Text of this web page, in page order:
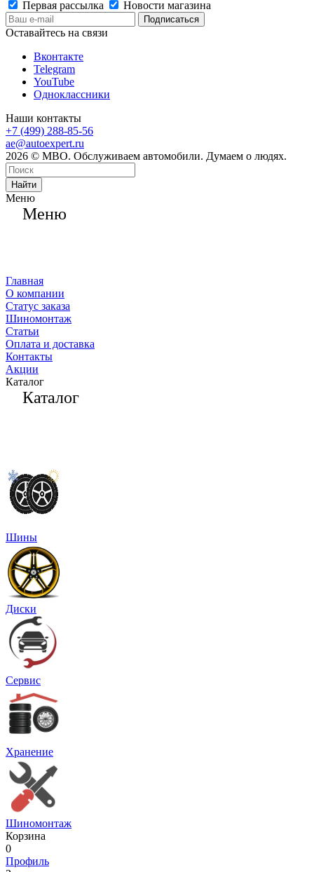
Первая рассылка
Новости магазина
Оставайтесь на связи
Вконтакте
Telegram
YouTube
Одноклассники
Наши контакты
+7 (499) 288-85-56
ae@autoexpert.ru
2026 © МВО. Обслуживаем автомобили. Думаем о людях.
Найти
Меню
Меню
Главная
О компании
Статус заказа
Шиномонтаж
Статьи
Оплата и доставка
Контакты
Акции
Каталог
Каталог
Шины
Диски
Сервис
Хранение
Шиномонтаж
Корзина
0
Профиль